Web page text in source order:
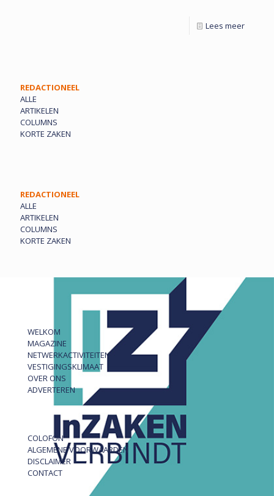
Lees meer
REDACTIONEEL
ALLE
ARTIKELEN
COLUMNS
KORTE ZAKEN
REDACTIONEEL
ALLE
ARTIKELEN
COLUMNS
KORTE ZAKEN
WELKOM
MAGAZINE
NETWERKACTIVITEITEN
VESTIGINGSKLIMAAT
OVER ONS
ADVERTEREN
COLOFON
ALGEMENE VOORWAARDEN
DISCLAIMER
CONTACT